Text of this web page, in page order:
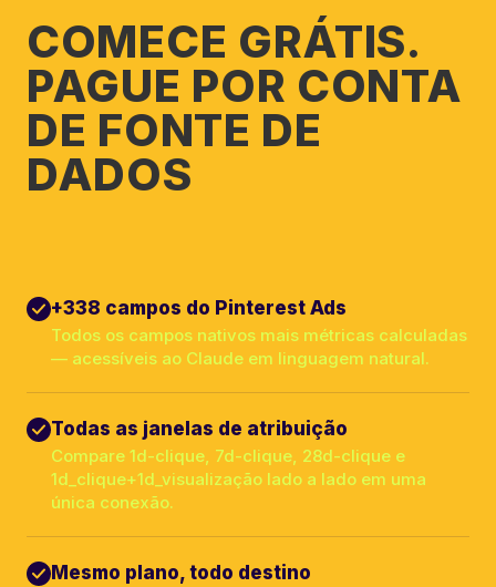
COMECE GRÁTIS.
PAGUE POR CONTA
DE FONTE DE
DADOS
+338 campos do Pinterest Ads
Todos os campos nativos mais métricas calculadas
— acessíveis ao Claude em linguagem natural.
Todas as janelas de atribuição
Compare 1d-clique, 7d-clique, 28d-clique e
1d_clique+1d_visualização lado a lado em uma
única conexão.
Mesmo plano, todo destino